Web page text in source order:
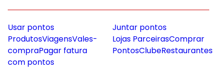
Usar pontos
ProdutosViagensVales-
compraPagar fatura
com pontos
Juntar pontos
Lojas ParceirasComprar
PontosClubeRestaurantes